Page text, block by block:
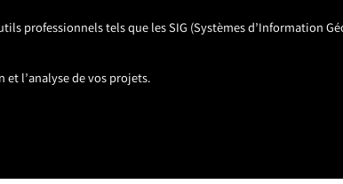
professionnels tels que les SIG (Systèmes d’Information
l’analyse de vos projets.